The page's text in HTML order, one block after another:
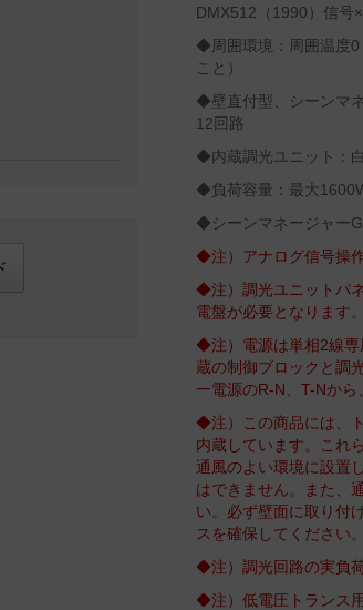
DMX512（1990）信号
◆周囲環境：周囲温度
こと）
◆壁直付型、シーンマ
12回路
◆内蔵調光ユニット：
◆負荷容量：最大
◆シーンマネージャー
◆注）アナログ信号操
◆注）調光ユニットパ
電盤が必要となります。
◆注）電源は単相2線専
蔵の制御ブロックと調
一電源のR-N、T-Nから
◆注）この商品には、
内蔵しています。これ
通風のよい環境に設置
はできません。また、
い。必ず壁面に取り付
スを確保してください。
◆注）調光回路の実負
◆注）低電圧トランス